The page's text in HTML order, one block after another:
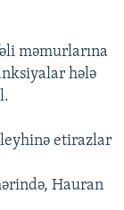
məmurlarına
hələ
etirazlar
Hauran